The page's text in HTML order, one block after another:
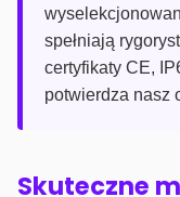
spełniają
certyfikaty CE,
potwierdza nasz
Skuteczne